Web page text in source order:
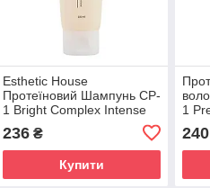
Esthetic House
Протеїновий Шампунь CP-
1 Bright Complex Intense
Nourishing Shampoo 100
ml
236₴
Купити
1
240